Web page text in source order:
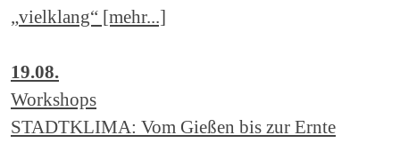
„vielklang“ [mehr...]
19.08.
Workshops
STADTKLIMA: Vom Gießen bis zur Ernte